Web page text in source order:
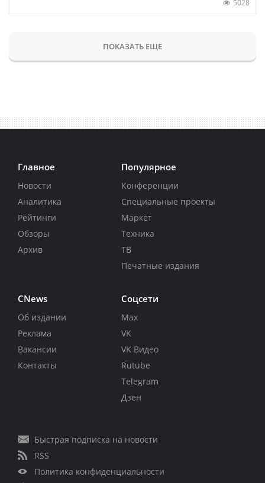
5028
ПОКАЗАТЬ ЕЩЕ
Главное
Новости
Аналитика
Рейтинги
Обзоры
Архив
Популярное
Конференции
Специальные проекты
Маркет
Техника
ТВ
Печатные издания
CNews
Об издании
Реклама
Вакансии
Контакты
Соцсети
Max
VK
VK Видео
Rutube
Telegram
Дзен
Быстрая подписка на новости
RSS
Политика конфиденциальности